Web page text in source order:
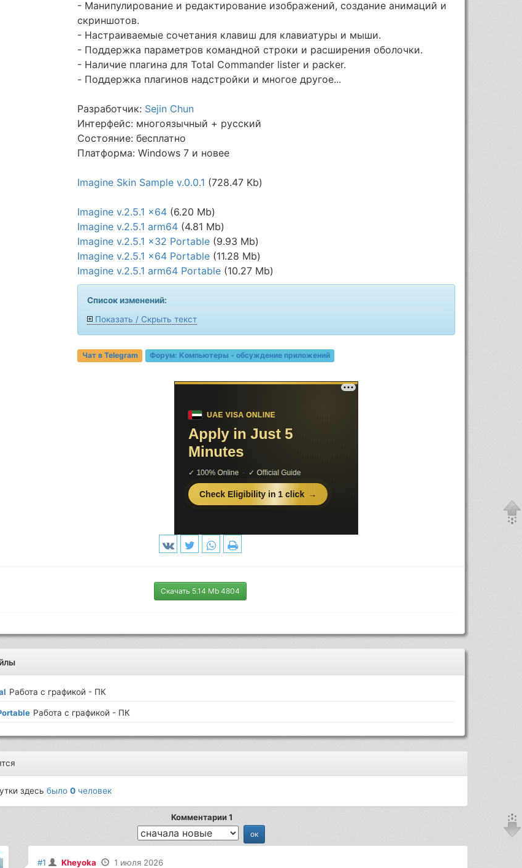
- Манипулирование и редактирование изображений, создание анимаций и
скриншотов.
- Настраиваемые сочетания клавиш для клавиатуры и мыши.
- Поддержка параметров командной строки и расширения оболочки.
- Наличие плагина для Total Commander lister и packer.
- Поддержка плагинов надстройки и многое другое...
Разработчик: Sejin Chun
Интерфейс: многоязычный + русский
Состояние: бесплатно
Платформа: Windows 7 и новее
Imagine Skin Sample v.0.0.1 (728.47 Kb)
Imagine v.2.5.1 x64 (6.20 Mb)
Imagine v.2.5.1 arm64 (4.81 Mb)
Imagine v.2.5.1 x32 Portable (9.93 Mb)
Imagine v.2.5.1 x64 Portable (11.28 Mb)
Imagine v.2.5.1 arm64 Portable (10.27 Mb)
Список изменений:
Показать / Скрыть текст
Чат в Telegram Форум: Компьютеры - обсуждение приложений
Скачать 5.14 Mb 4804
Работа с графикой - ПК
Работа с графикой - ПК
здесьбыло0 человек
Комментарии 1
#1 Kheyoka 1 июля 2026